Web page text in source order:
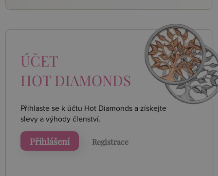
ÚČET
HOT DIAMONDS
Přihlaste se k účtu Hot Diamonds a získejte
slevy a výhody členství.
Přihlášení Registrace